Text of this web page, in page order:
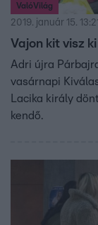
ValóVilág
2019. január 15. 13:21
Vajon kit visz
Adri újra
vasárnapi
Lacika király
kendő.